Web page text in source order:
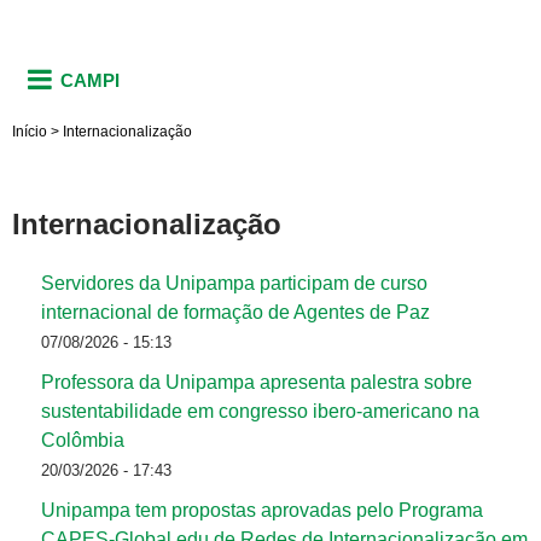
CAMPI
Início > Internacionalização
Internacionalização
Servidores da Unipampa participam de curso
internacional de formação de Agentes de Paz
07/08/2026 - 15:13
Professora da Unipampa apresenta palestra sobre
sustentabilidade em congresso ibero-americano na
Colômbia
20/03/2026 - 17:43
Unipampa tem propostas aprovadas pelo Programa